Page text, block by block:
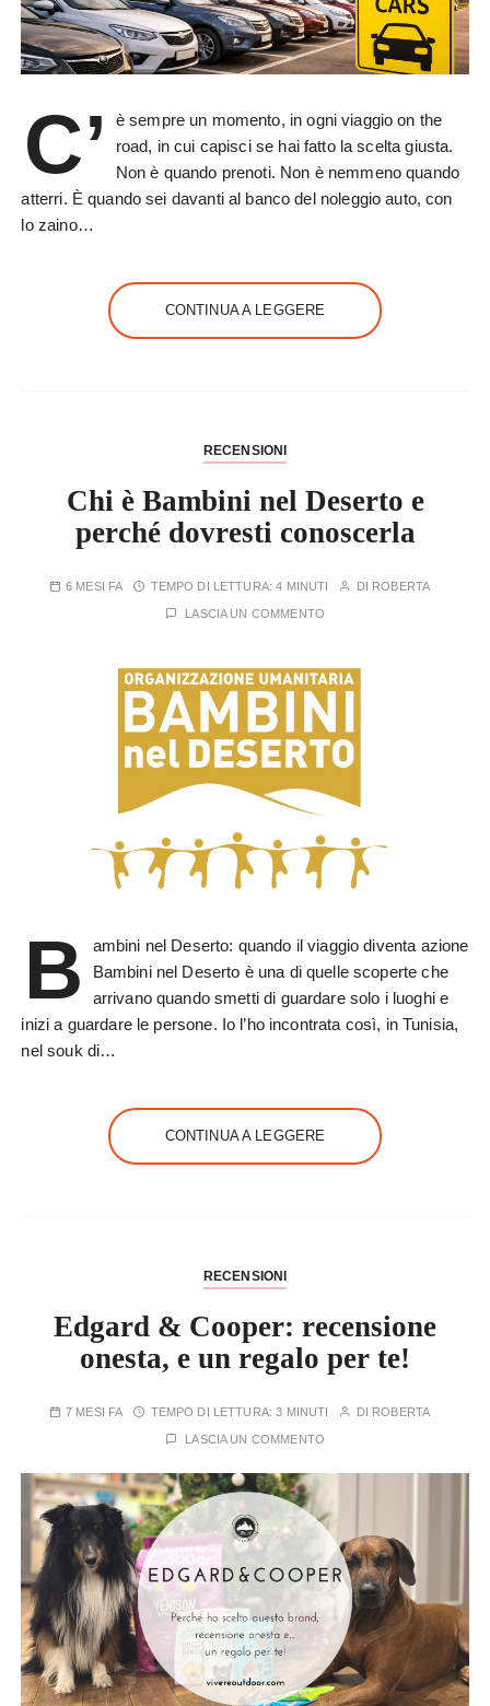
C’
è sempre un momento, in ogni viaggio on the
road, in cui capisci se hai fatto la scelta giusta.
Non è quando prenoti. Non è nemmeno quando
atterri. È quando sei davanti al banco del noleggio auto, con
lo zaino…
CONTINUA A LEGGERE
RECENSIONI
Chi è Bambini nel Deserto e
perché dovresti conoscerla
6 MESI FA TEMPO DI LETTURA:4 MINUTI DI ROBERTA
LASCIA UN COMMENTO
B
ambini nel Deserto: quando il viaggio diventa azione
Bambini nel Deserto è una di quelle scoperte che
arrivano quando smetti di guardare solo i luoghi e
inizi a guardare le persone. Io l’ho incontrata così, in Tunisia,
nel souk di…
CONTINUA A LEGGERE
RECENSIONI
Edgard & Cooper: recensione
onesta, e un regalo per te!
7 MESI FA TEMPO DI LETTURA:3 MINUTI DI ROBERTA
LASCIA UN COMMENTO